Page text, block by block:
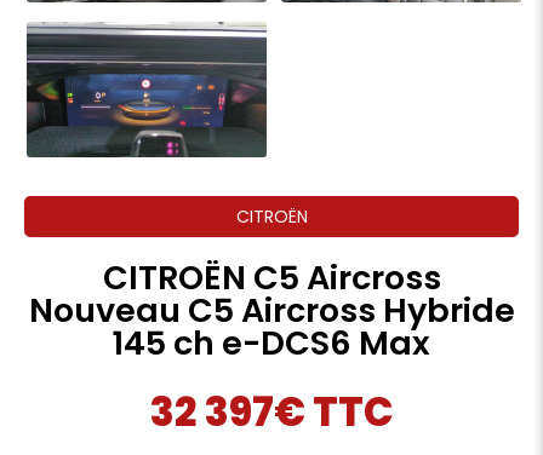
CITROËN
CITROËN C5 Aircross
Nouveau C5 Aircross Hybride
145 ch e-DCS6 Max
32 397€ TTC